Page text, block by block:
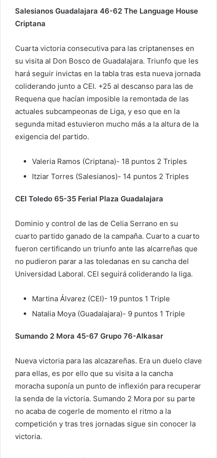
Salesianos Guadalajara 46-62 The Language House
Criptana
Cuarta victoria consecutiva para las criptanenses en
su visita al Don Bosco de Guadalajara. Triunfo que les
hará seguir invictas en la tabla tras esta nueva jornada
coliderando junto a CEI. +25 al descanso para las de
Requena que hacían imposible la remontada de las
actuales subcampeonas de Liga, y eso que en la
segunda mitad estuvieron mucho más a la altura de la
exigencia del partido.
Valeria Ramos (Criptana)- 18 puntos 2 Triples
Itziar Torres (Salesianos)- 14 puntos 2 Triples
CEI Toledo 65-35 Ferial Plaza Guadalajara
Dominio y control de las de Celia Serrano en su
cuarto partido ganado de la campaña. Cuarto a cuarto
fueron certificando un triunfo ante las alcarreñas que
no pudieron parar a las toledanas en su cancha del
Universidad Laboral. CEI seguirá coliderando la liga.
Martina Álvarez (CEI)- 19 puntos 1 Triple
Natalia Moya (Guadalajara)- 9 puntos 1 Triple
Sumando 2 Mora 45-67 Grupo 76-Alkasar
Nueva victoria para las alcazareñas. Era un duelo clave
para ellas, es por ello que su visita a la cancha
moracha suponía un punto de inflexión para recuperar
la senda de la victoria. Sumando 2 Mora por su parte
no acaba de cogerle de momento el ritmo a la
competición y tras tres jornadas sigue sin conocer la
victoria.